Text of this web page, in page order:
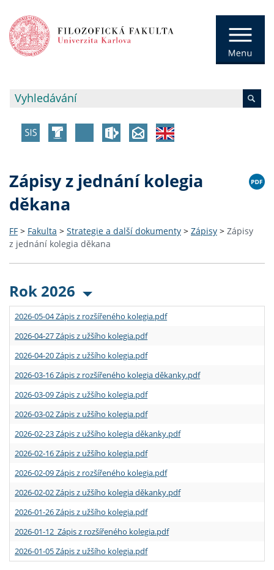
Zápisy z jednání kolegia
děkana
FF > Fakulta > Strategie a další dokumenty > Zápisy > Zápisy
z jednání kolegia děkana
Rok 2026
2026-05-04 Zápis z rozšířeného kolegia.pdf
2026-04-27 Zápis z užšího kolegia.pdf
2026-04-20 Zápis z užšího kolegia.pdf
2026-03-16 Zápis z rozšířeného kolegia děkanky.pdf
2026-03-09 Zápis z užšího kolegia.pdf
2026-03-02 Zápis z užšího kolegia.pdf
2026-02-23 Zápis z užšího kolegia děkanky.pdf
2026-02-16 Zápis z užšího kolegia.pdf
2026-02-09 Zápis z rozšířeného kolegia.pdf
2026-02-02 Zápis z užšího kolegia děkanky.pdf
2026-01-26 Zápis z užšího kolegia.pdf
2026-01-12 Zápis z rozšířeného kolegia.pdf
2026-01-05 Zápis z užšího kolegia.pdf